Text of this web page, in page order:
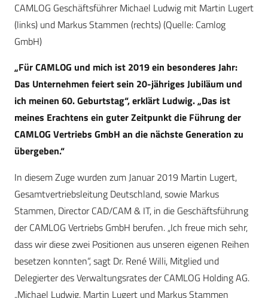
CAMLOG Geschäftsführer Michael Ludwig mit Martin Lugert
(links) und Markus Stammen (rechts) (Quelle: Camlog
GmbH)
„Für CAMLOG und mich ist 2019 ein besonderes Jahr:
Das Unternehmen feiert sein 20-jähriges Jubiläum und
ich meinen 60. Geburtstag“, erklärt Ludwig. „Das ist
meines Erachtens ein guter Zeitpunkt die Führung der
CAMLOG Vertriebs GmbH an die nächste Generation zu
übergeben.“
In diesem Zuge wurden zum Januar 2019 Martin Lugert,
Gesamtvertriebsleitung Deutschland, sowie Markus
Stammen, Director CAD/CAM & IT, in die Geschäftsführung
der CAMLOG Vertriebs GmbH berufen. „Ich freue mich sehr,
dass wir diese zwei Positionen aus unseren eigenen Reihen
besetzen konnten“, sagt Dr. René Willi, Mitglied und
Delegierter des Verwaltungsrates der CAMLOG Holding AG.
„Michael Ludwig, Martin Lugert und Markus Stammen